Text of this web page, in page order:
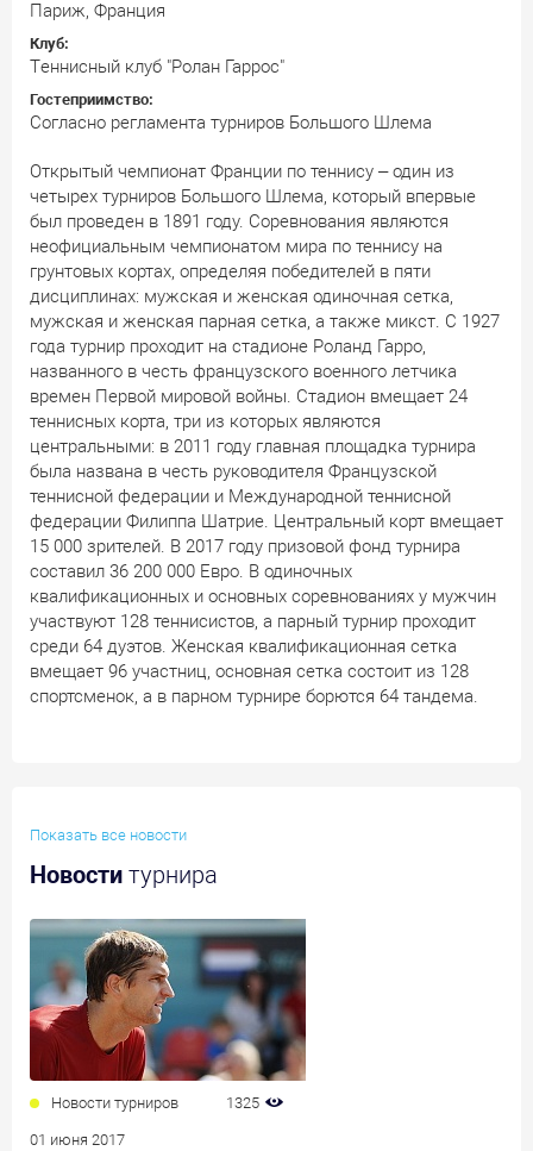
Париж, Франция
Клуб:
Tеннисный клуб "Ролан Гаррос"
Гостеприимство:
Согласно регламента турниров Большого Шлема
Открытый чемпионат Франции по теннису – один из
четырех турниров Большого Шлема, который впервые
был проведен в 1891 году. Соревнования являются
неофициальным чемпионатом мира по теннису на
грунтовых кортах, определяя победителей в пяти
дисциплинах: мужская и женская одиночная сетка,
мужская и женская парная сетка, а также микст. С 1927
года турнир проходит на стадионе Роланд Гарро,
названного в честь французского военного летчика
времен Первой мировой войны. Стадион вмещает 24
теннисных корта, три из которых являются
центральными: в 2011 году главная площадка турнира
была названа в честь руководителя Французской
теннисной федерации и Международной теннисной
федерации Филиппа Шатрие. Центральный корт вмещает
15 000 зрителей. В 2017 году призовой фонд турнира
составил 36 200 000 Евро. В одиночных
квалификационных и основных соревнованиях у мужчин
участвуют 128 теннисистов, а парный турнир проходит
среди 64 дуэтов. Женская квалификационная сетка
вмещает 96 участниц, основная сетка состоит из 128
спортсменок, а в парном турнире борются 64 тандема.
Показать все новости
Новости турнира
Новости турниров 1325
01 июня 2017